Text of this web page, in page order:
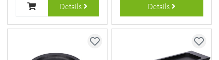
Details Details